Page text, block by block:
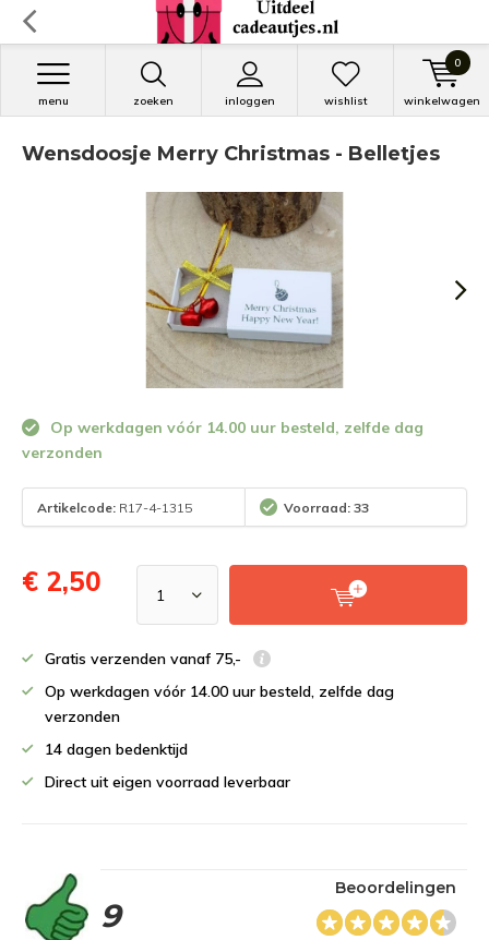
zoeken inloggen
menu wishlist winkelwagen
0
Wensdoosje Merry Christmas - Belletjes
Op werkdagen vóór 14.00 uur besteld, zelfde dag
verzonden
Artikelcode: R17-4-1315 Voorraad: 33
€ 2,50
Gratis verzenden vanaf 75,-
Op werkdagen vóór 14.00 uur besteld, zelfde dag
verzonden
14 dagen bedenktijd
Direct uit eigen voorraad leverbaar
9
Beoordelingen